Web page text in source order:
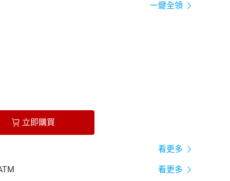
一鍵全領
立即購買
看更多
看更多